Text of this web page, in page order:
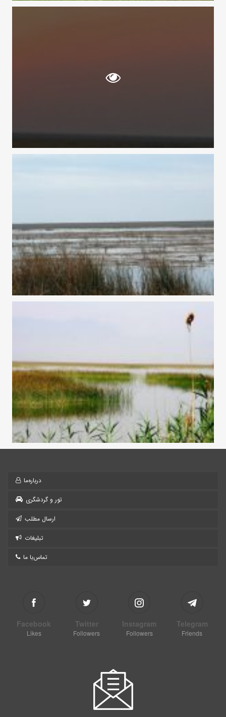
درباره‌ما
تور و گردشگری
ارسال مطلب
تبلیغات
تماس‌با ما
Facebook
Likes
Twitter
Followers
Instagram
Followers
Telegram
Friends